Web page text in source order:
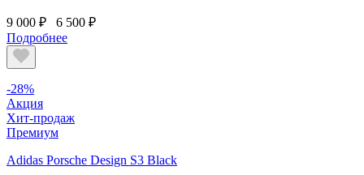
9 000 ₽
6 500 ₽
Подробнее
-28%
Акция
Хит-продаж
Премиум
Adidas Porsche Design S3 Black